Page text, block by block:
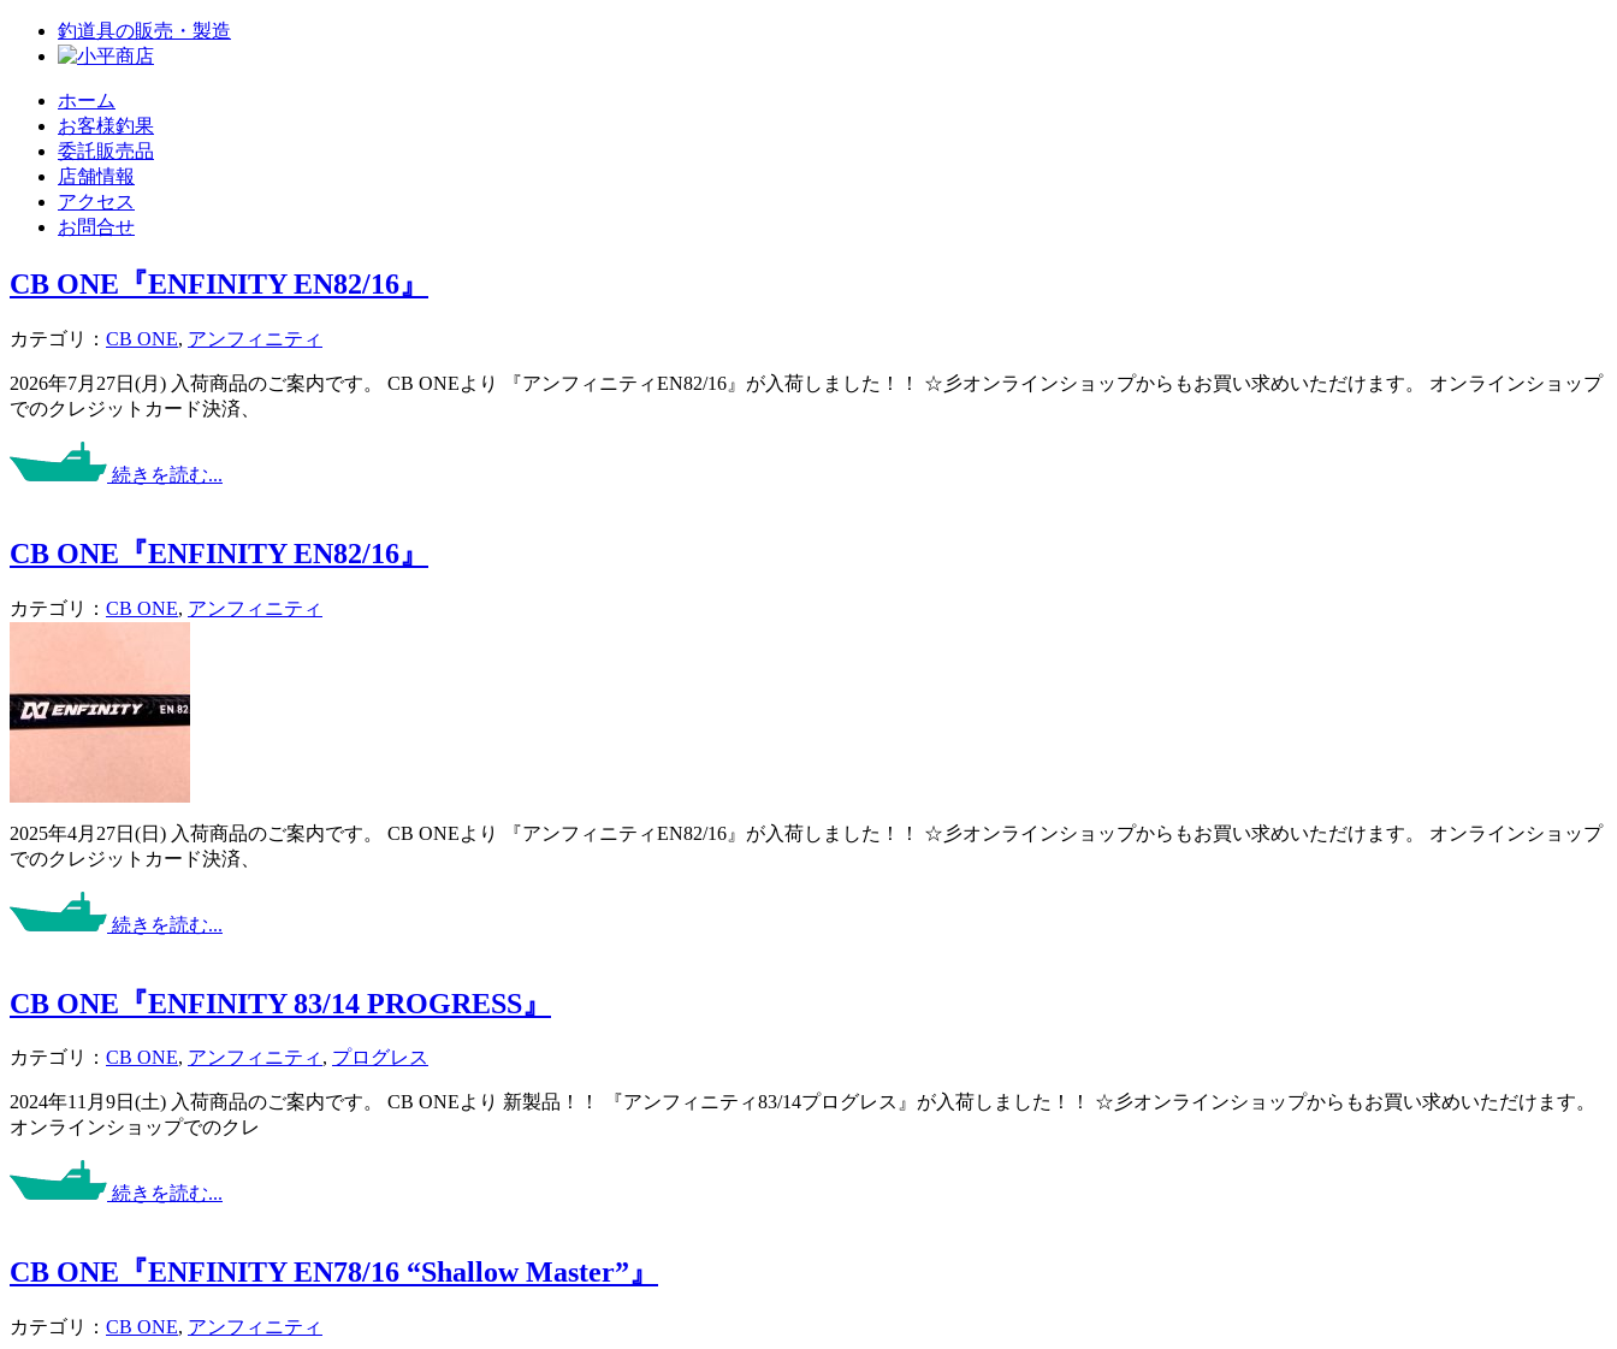
釣道具の販売・製造
ホーム
お客様釣果
委託販売品
店舗情報
アクセス
お問合せ
CB ONE『ENFINITY EN82/16』
カテゴリ： CB ONE, アンフィニティ
2026年7月27日(月) 入荷商品のご案内です。 CB ONEより 『アンフィニティEN82/16』が入荷しました！！ ☆彡オンラインショップからもお買い求めいただけます。 オンラインショップ
でのクレジットカード決済、
続きを読む...
CB ONE『ENFINITY EN82/16』
カテゴリ： CB ONE, アンフィニティ
2025年4月27日(日) 入荷商品のご案内です。 CB ONEより 『アンフィニティEN82/16』が入荷しました！！ ☆彡オンラインショップからもお買い求めいただけます。 オンラインショップ
でのクレジットカード決済、
続きを読む...
CB ONE『ENFINITY 83/14 PROGRESS』
カテゴリ： CB ONE, アンフィニティ , プログレス
2024年11月9日(土) 入荷商品のご案内です。 CB ONEより 新製品！！ 『アンフィニティ83/14プログレス』が入荷しました！！ ☆彡オンラインショップからもお買い求めいただけます。
オンラインショップでのクレ
続きを読む...
CB ONE『ENFINITY EN78/16 “Shallow Master”』
カテゴリ： CB ONE, アンフィニティ